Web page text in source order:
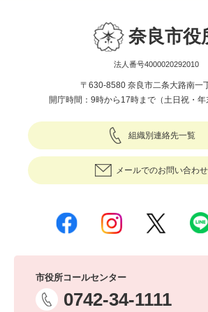
奈良市役
法人番号4000020292010
〒630-8580 奈良市二条大路南一
開庁時間：9時から17時まで（土日祝・年
組織別連絡先一覧
メールでのお問い合わせ
市役所コールセンター
0742-34-1111